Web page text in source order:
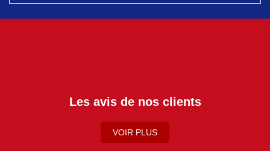
Les avis de nos clients
VOIR PLUS